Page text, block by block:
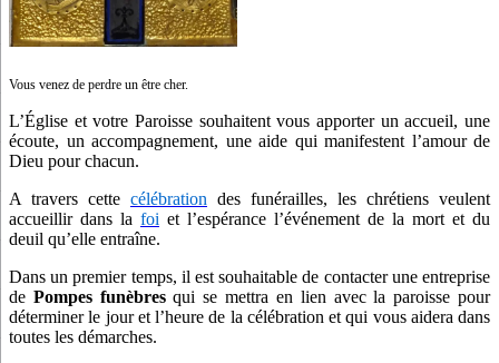
Vous venez de perdre un être cher.
L’Église et votre Paroisse souhaitent vous apporter un accueil, une
écoute, un accompagnement, une aide qui manifestent l’amour de
Dieu pour chacun.
A travers cette célébration des funérailles, les chrétiens veulent
accueillir dans la foi et l’espérance l’événement de la mort et du
deuil qu’elle entraîne.
Dans un premier temps, il est souhaitable de contacter une entreprise
de Pompes funèbresqui se mettra en lien avec la paroisse pour
déterminer le jour et l’heure de la célébration et qui vous aidera dans
toutes les démarches.